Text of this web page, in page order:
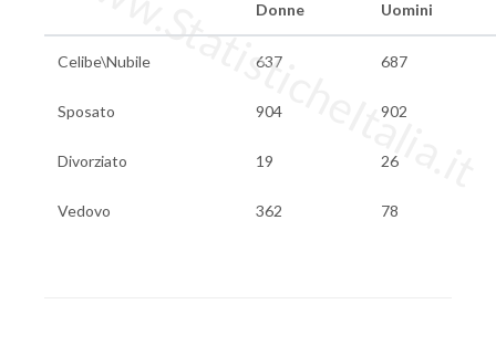
Donne Uomini
Celibe\Nubile 637 687
Sposato 904 902
Divorziato 19 26
Vedovo 362 78
www.StatisticheItalia.it